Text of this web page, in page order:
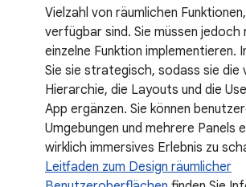
Vielzahl von räumlichen
verfügbar sind. Sie müssen jedoch
einzelne Funktion implementieren.
Sie sie strategisch, sodass sie die
Hierarchie, die Layouts und die
App ergänzen. Sie können
Umgebungen und mehrere Panels
wirklich immersives Erlebnis zu
Leitfaden zum Design räumlicher